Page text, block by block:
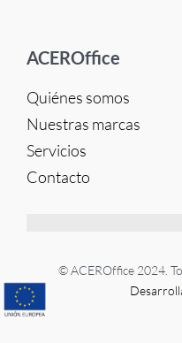
ACEROffice
Quiénes somos
Nuestras marcas
Servicios
Contacto
© ACEROffice 2024.